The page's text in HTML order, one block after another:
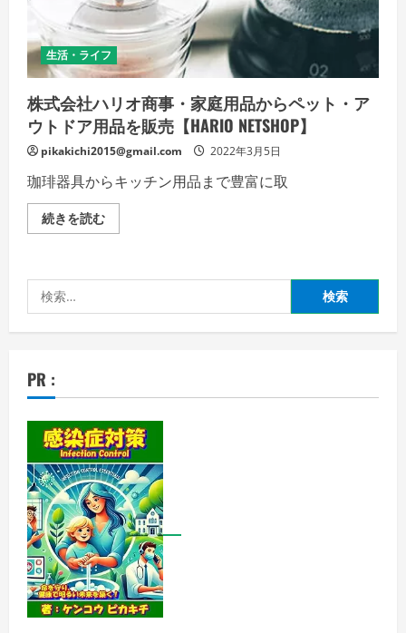
ブ
電
源!
の
詳
を
ご
覧
く
だ
さ
い
生活・ライフ
株式会社ハリオ商事・家庭用品からペット・ア
ウトドア用品を販売【HARIO NETSHOP】
pikakichi2015@gmail.com 2022年3月5日
珈琲器具からキッチン用品まで豊富に取
続きを読む株
式
リ
事・
家
ら
ッ
ト・
ア
ウ
ト
ド
ア
用
品
を
販
売
【HARIO
NETSHOP】
の
詳
細
索:
PR :